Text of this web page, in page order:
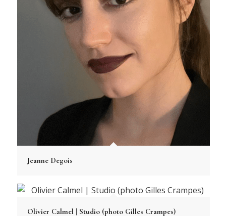
Jeanne Degois
Olivier Calmel | Studio (photo Gilles Crampes)